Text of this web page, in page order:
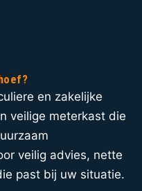
en zakelijke
veilige meterkast die
veilig advies, nette
past bij uw situatie.